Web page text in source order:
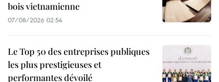
bois vietnamienne
07/08/2026 02:54
Le Top 50 des entreprises publiques
les plus prestigieuses et
performantes dévoilé